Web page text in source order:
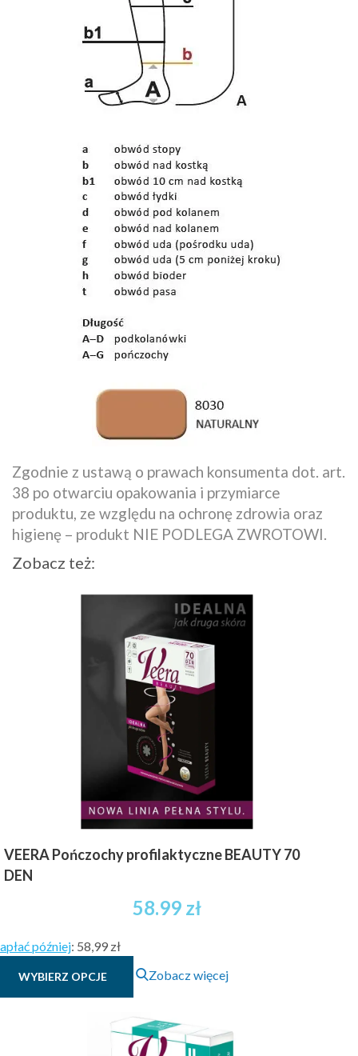
Zgodnie z ustawą o prawach konsumenta dot. art.
38 po otwarciu opakowania i przymiarce
produktu, ze względu na ochronę zdrowia oraz
higienę – produkt NIE PODLEGA ZWROTOWI.
Zobacz też:
VEERA Pończochy profilaktyczne BEAUTY 70
DEN
58.99 zł
później: 58,99 zł
WYBIERZ OPCJE
Ten
produkt
wiele
wariantów.
Zobacz więcej